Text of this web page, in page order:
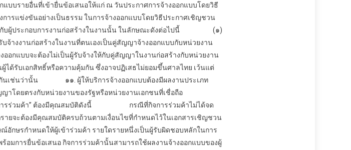
แบบรายอื่นที่เข้ายื่นข้อเสนอให้แก่ ณ วันประกาศการจ้างออกแบบโดยวิธี
ารแข่งขันอย่างเป็นธรรม ในการจ้างออกแบบโดยวิธีประกาศเชิญชวน
บผู้ประกอบการงานก่อสร้างในงานนั้น ในลักษณะดังต่อไปนี้
(๑)
บจ้างงานก่อสร้างในงานที่ตนเองเป็นคู่สัญญาจ้างออกแบบกับหน่วยงาน
ออกแบบจะต้องไม่เป็นผู้รับจ้างให้กับคู่สัญญาในงานก่อสร้างกับหน่วยงาน
เอกสิทธิ์หรือความคุ้มกัน ซึ่งอาจปฏิเสธไม่ยอมขึ้นศาลไทย เว้นแต่
นเช่นว่านั้น ๑๑. ผู้ให้บริการจ้างออกแบบต้องมีผลงานประเภท
โดยตรงกับหน่วยงานของรัฐหรือหน่วยงานเอกชนที่เชื่อถือ
รร่วมค้า” ต้องมีคุณสมบัติดังนี้
กรณีที่กิจการร่วมค้าไม่ได้จด
ยจะต้องมีคุณสมบัติครบถ้วนตามเงื่อนไขที่กำหนดไว้ในเอกสารเชิญชวน
กษรกำหนดให้ผู้เข้าร่วมค้า รายใดรายหนึ่งเป็นผู้รับผิดชอบหลักในการ
อมการยื่นข้อเสนอ กิจการร่วมค้านั้นสามารถใช้ผลงานจ้างออกแบบของผู้